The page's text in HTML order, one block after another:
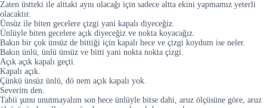
Zaten üstteki ile alttaki aynı olacağı için sadece altta ekini yapmamız yeterli
olacaktır.
Ünsüz ile biten gecelere çizgi yani kapalı diyeceğiz.
Ünlüyle biten gecelere açık diyeceğiz ve nokta koyacağız.
Bakın bir çok ünsüz de bittiği için kapalı hece ve çizgi koydum ise neler.
Bakın ünlü, ünlü ünsüz ve bitti yani nokta nokta çizgi.
Açık açık kapalı geçti.
Kapalı açık.
Çünkü ünsüz ünlü, dö nem açık kapalı yok.
Severim den.
Tabii şunu unutmayalım son hece ünlüyle bitse dahi, aruz ölçüsüne göre, aruz